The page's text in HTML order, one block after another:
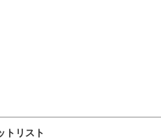
トリスト